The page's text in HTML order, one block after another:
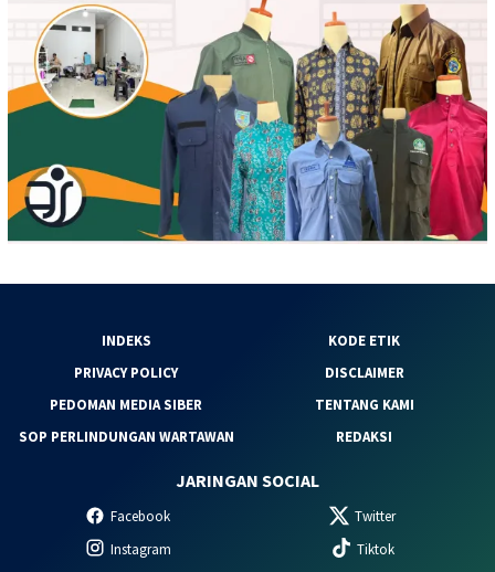
INDEKS
KODE ETIK
PRIVACY POLICY
DISCLAIMER
PEDOMAN MEDIA SIBER
TENTANG KAMI
SOP PERLINDUNGAN WARTAWAN
REDAKSI
JARINGAN SOCIAL
Facebook
Twitter
Instagram
Tiktok